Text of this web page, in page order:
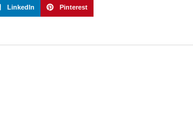
LinkedIn Pinterest